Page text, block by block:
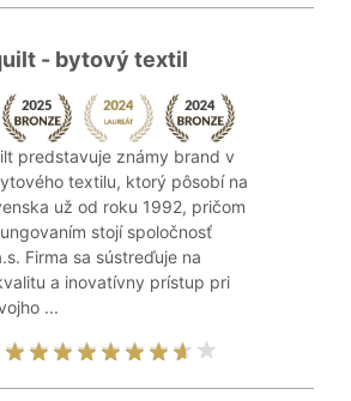
- bytový textil
predstavuje známy brand v
textilu, ktorý pôsobí na
už od roku 1992, pričom
stojí spoločnosť
Firma sa sústreďuje na
a inovatívny prístup pri
...